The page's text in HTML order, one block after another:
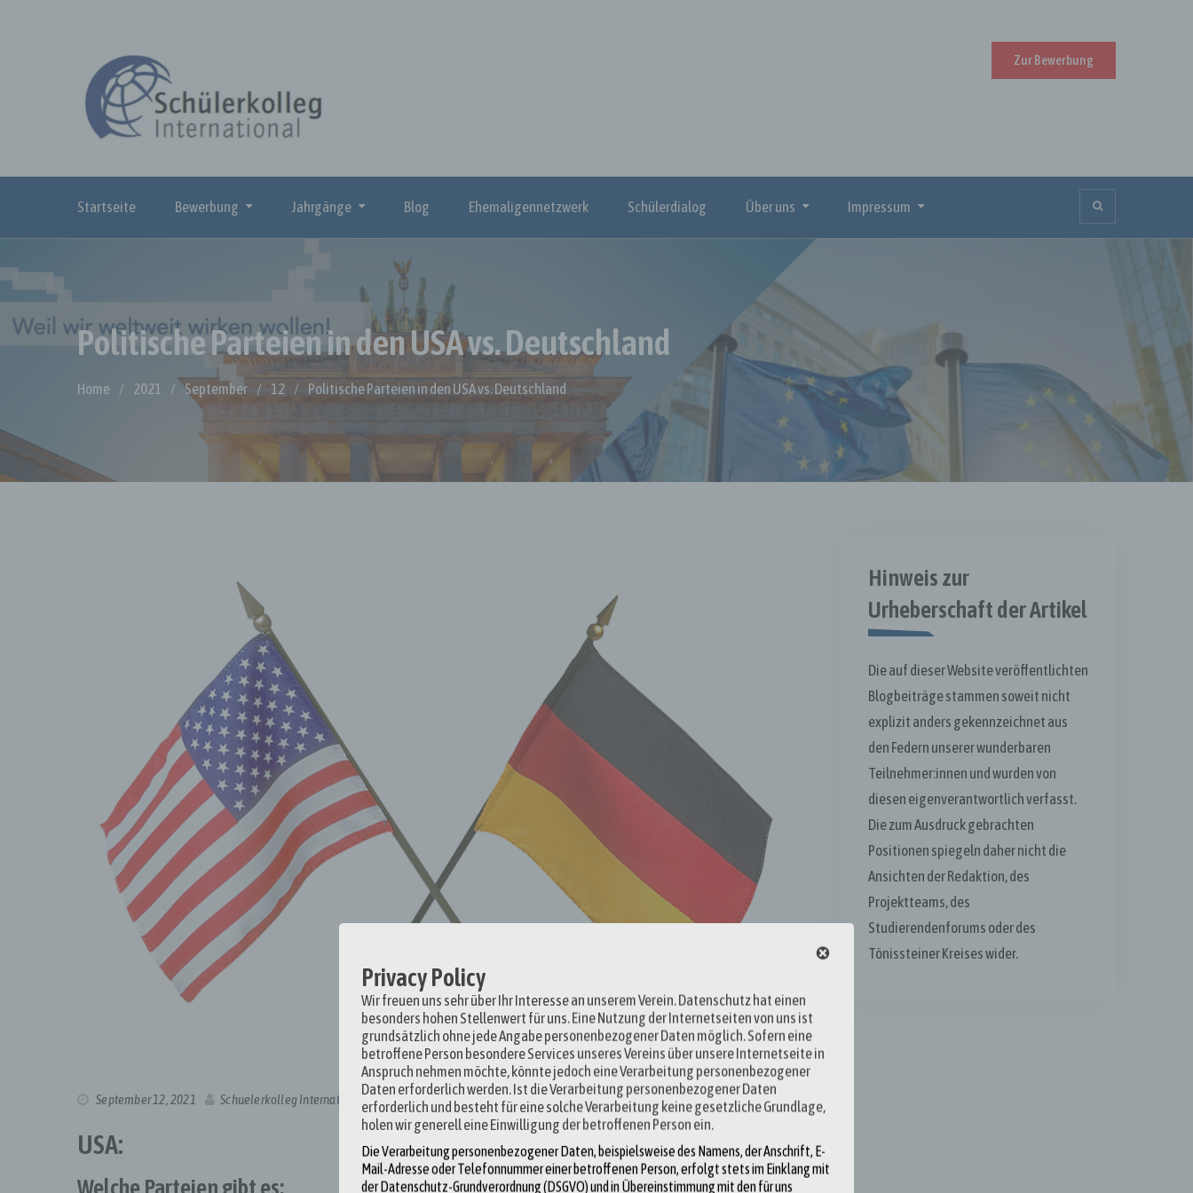
Zur Bewerbung
Startseite Bewerbung Jahrgänge Blog Ehemaligennetzwerk Schülerdialog Über uns Impressum
Politische Parteien in den USA vs. Deutschland
Home 2021 September 12 Politische Parteien in den USA vs. Deutschland
September 12, 2021 Schuelerkolleg International
USA:
Hinweis zur
Urheberschaft der Artikel
Die auf dieser Website veröffentlichten
Blogbeiträge stammen soweit nicht
explizit anders gekennzeichnet aus
den Federn unserer wunderbaren
Teilnehmer:innen und wurden von
diesen eigenverantwortlich verfasst.
Die zum Ausdruck gebrachten
Positionen spiegeln daher nicht die
Ansichten der Redaktion, des
Projektteams, des
Studierendenforums oder des
Tönissteiner Kreises wider.
Privacy Policy
Wir freuen uns sehr über Ihr Interesse an unserem Verein. Datenschutz hat einen
besonders hohen Stellenwert für uns. Eine Nutzung der Internetseiten von uns ist
grundsätzlich ohne jede Angabe personenbezogener Daten möglich. Sofern eine
betroffene Person besondere Services unseres Vereins über unsere Internetseite in
Anspruch nehmen möchte, könnte jedoch eine Verarbeitung personenbezogener
Daten erforderlich werden. Ist die Verarbeitung personenbezogener Daten
erforderlich und besteht für eine solche Verarbeitung keine gesetzliche Grundlage,
holen wir generell eine Einwilligung der betroffenen Person ein.
Die Verarbeitung personenbezogener Daten, beispielsweise des Namens, der Anschrift, E-
Mail-Adresse oder Telefonnummer einer betroffenen Person, erfolgt stets im Einklang mit
der Datenschutz-Grundverordnung (DSGVO) und in Übereinstimmung mit den für uns